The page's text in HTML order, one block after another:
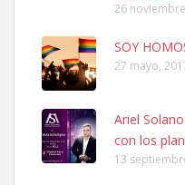
Adopcion
Busco casa de acogida para
no la puedo tener. Solo gente
26
SOY
27 mayo,
Ariel
con los
13